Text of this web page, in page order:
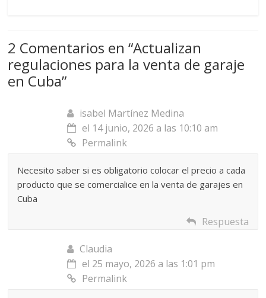
2 Comentarios en “Actualizan
regulaciones para la venta de garaje
en Cuba”
isabel Martínez Medina
el 14 junio, 2026 a las 10:10 am
Permalink
Necesito saber si es obligatorio colocar el precio a cada
producto que se comercialice en la venta de garajes en
Cuba
Respuesta
Claudia
el 25 mayo, 2026 a las 1:01 pm
Permalink